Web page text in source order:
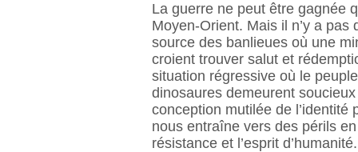
La guerre ne peut être gagnée
Moyen-Orient. Mais il n’y a
source des banlieues où une
croient trouver salut et
situation régressive où le
dinosaures demeurent
conception mutilée de
nous entraîne vers des périls
résistance et l’esprit